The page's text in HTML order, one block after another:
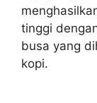
tinggi
busa yang
kopi.